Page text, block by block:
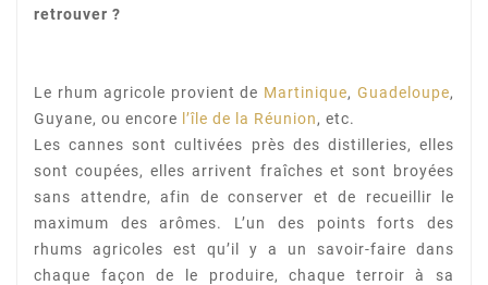
retrouver ?
Le rhum agricole provient de Martinique,Guadeloupe,
Guyane, ou encore l’île de la Réunion, etc.
Les cannes sont cultivées près des distilleries, elles
sont coupées, elles arrivent fraîches et sont
broyées
sans attendre, afin de conserver et de recueillir le
maximum des arômes. L’un des pointsforts des
rhums agricoles est qu’il y a un savoir-faire dans
chaque façon de le produire, chaque terroirà sa